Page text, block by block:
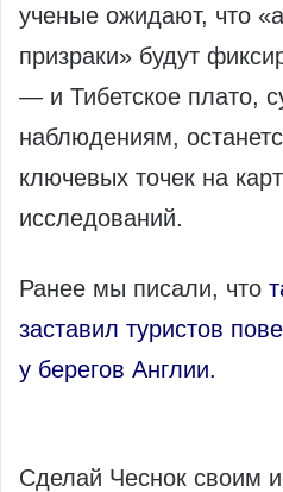
ученые ожидают, что
призраки» будут
— и Тибетское плато,
наблюдениям,
ключевых точек на
исследований.
Ранее мы писали, что
заставил туристов
у берегов Англии.
Сделай Чеснок своим